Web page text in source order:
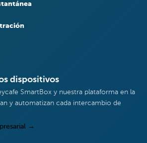
dispositivos
SmartBox y nuestra plataforma en la
y automatizan cada intercambio de
→